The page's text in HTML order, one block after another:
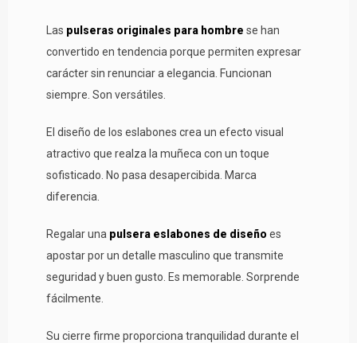
Las pulseras originales para hombre se han
convertido en tendencia porque permiten expresar
carácter sin renunciar a elegancia. Funcionan
siempre. Son versátiles.
El diseño de los eslabones crea un efecto visual
atractivo que realza la muñeca con un toque
sofisticado. No pasa desapercibida. Marca
diferencia.
Regalar una pulsera eslabones de diseño es
apostar por un detalle masculino que transmite
seguridad y buen gusto. Es memorable. Sorprende
fácilmente.
Su cierre firme proporciona tranquilidad durante el